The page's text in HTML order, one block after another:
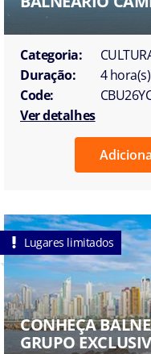
Categoria:
Duração:
4 hora(s)
Code:
Ver detalhes
Lugares limitados
CONHEÇA
GRUPO EXCLUSIV